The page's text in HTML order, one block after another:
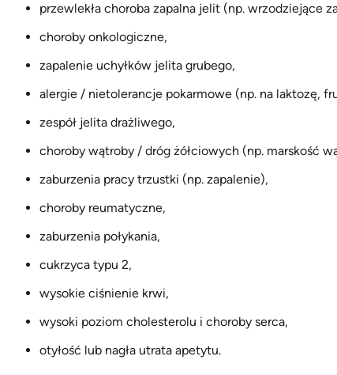
przewlekła choroba zapalna jelit (np. wrzodziejące
choroby onkologiczne,
zapalenie uchyłków jelita grubego,
alergie / nietolerancje pokarmowe (np. na laktozę,
zespół jelita drażliwego,
choroby wątroby / dróg żółciowych (np. marskość
zaburzenia pracy trzustki (np. zapalenie),
choroby reumatyczne,
zaburzenia połykania,
cukrzyca typu 2,
wysokie ciśnienie krwi,
wysoki poziom cholesterolu i choroby serca,
otyłość lub nagła utrata apetytu.